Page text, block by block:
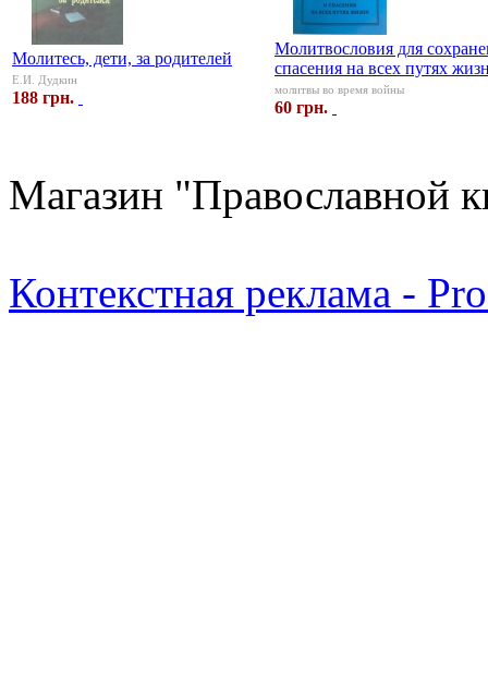
Молитесь, дети, за родителей
Е.И. Дудкин
188 грн.
Молитвословия для
спасения на всех путях
молитвы во время войны
60 грн.
Магазин "Православной
Контекстная реклама -